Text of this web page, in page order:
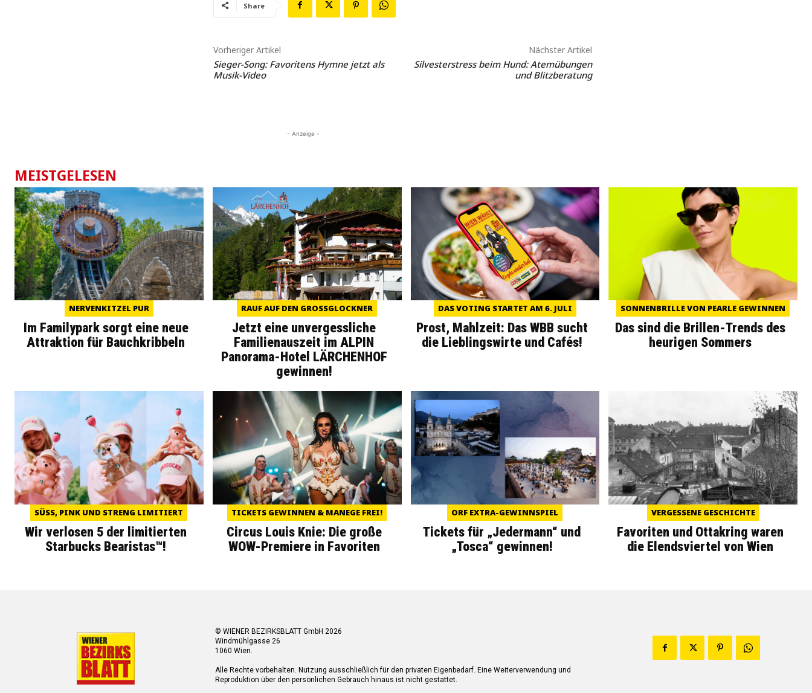
Share
Vorheriger Artikel
Sieger-Song: Favoritens Hymne jetzt als
Musik-Video
Nächster Artikel
Silvesterstress beim Hund: Atemübungen
und Blitzberatung
- Anzeige -
MEISTGELESEN
NERVENKITZEL PUR
Im Familypark sorgt eine neue
Attraktion für Bauchkribbeln
RAUF AUF DEN GROSSGLOCKNER
Jetzt eine unvergessliche
Familienauszeit im ALPIN
Panorama-Hotel LÄRCHENHOF
gewinnen!
DAS VOTING STARTET AM 6. JULI
Prost, Mahlzeit: Das WBB sucht
die Lieblingswirte und Cafés!
SONNENBRILLE VON PEARLE GEWINNEN
Das sind die Brillen-Trends des
heurigen Sommers
SÜSS, PINK UND STRENG LIMITIERT
Wir verlosen 5 der limitierten
Starbucks Bearistas™!
TICKETS GEWINNEN & MANEGE FREI!
Circus Louis Knie: Die große
WOW-Premiere in Favoriten
ORF EXTRA-GEWINNSPIEL
Tickets für „Jedermann“ und
„Tosca“ gewinnen!
VERGESSENE GESCHICHTE
Favoriten und Ottakring waren
die Elendsviertel von Wien
© WIENER BEZIRKSBLATT GmbH 2026
Windmühlgasse 26
1060 Wien.
Alle Rechte vorbehalten. Nutzung ausschließlich für den privaten Eigenbedarf. Eine Weiterverwendung und
Reproduktion über den persönlichen Gebrauch hinaus ist nicht gestattet.